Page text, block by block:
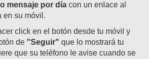
mensaje por día con un enlace al
en su móvil.
click en el botón desde tu móvil y
de "Seguir" que lo mostrará tu
que su teléfono le avise cuando se